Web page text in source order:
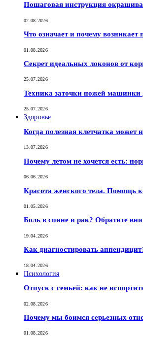
Пошаговая инструкция
02.08.2026
Что означает и почему
01.08.2026
Секрет идеальных локонов от
25.07.2026
Техника заточки ножей
25.07.2026
Здоровье
Когда полезная клетчатка может
13.07.2026
Почему летом не хочется есть:
06.06.2026
Красота женского тела. Помощь
01.05.2026
Боль в спине и рак? Обратите
19.04.2026
Как диагностировать
18.04.2026
Психология
Отпуск с семьей: как не
02.08.2026
Почему мы боимся серьезных
01.08.2026